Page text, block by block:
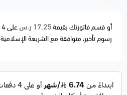
OEM Fitment، مناسب لشفروليه كروز من 2010 إلى 2016.
🚗 الموديلات المتوافقة
• Cruze — 2010–2016
⚙️ مواصفات المنتج
أو قسم فاتورتك بقيمة17.25 ر.س على4
رسوم تأخير، متوافقة مع الشريعة الإسلامية